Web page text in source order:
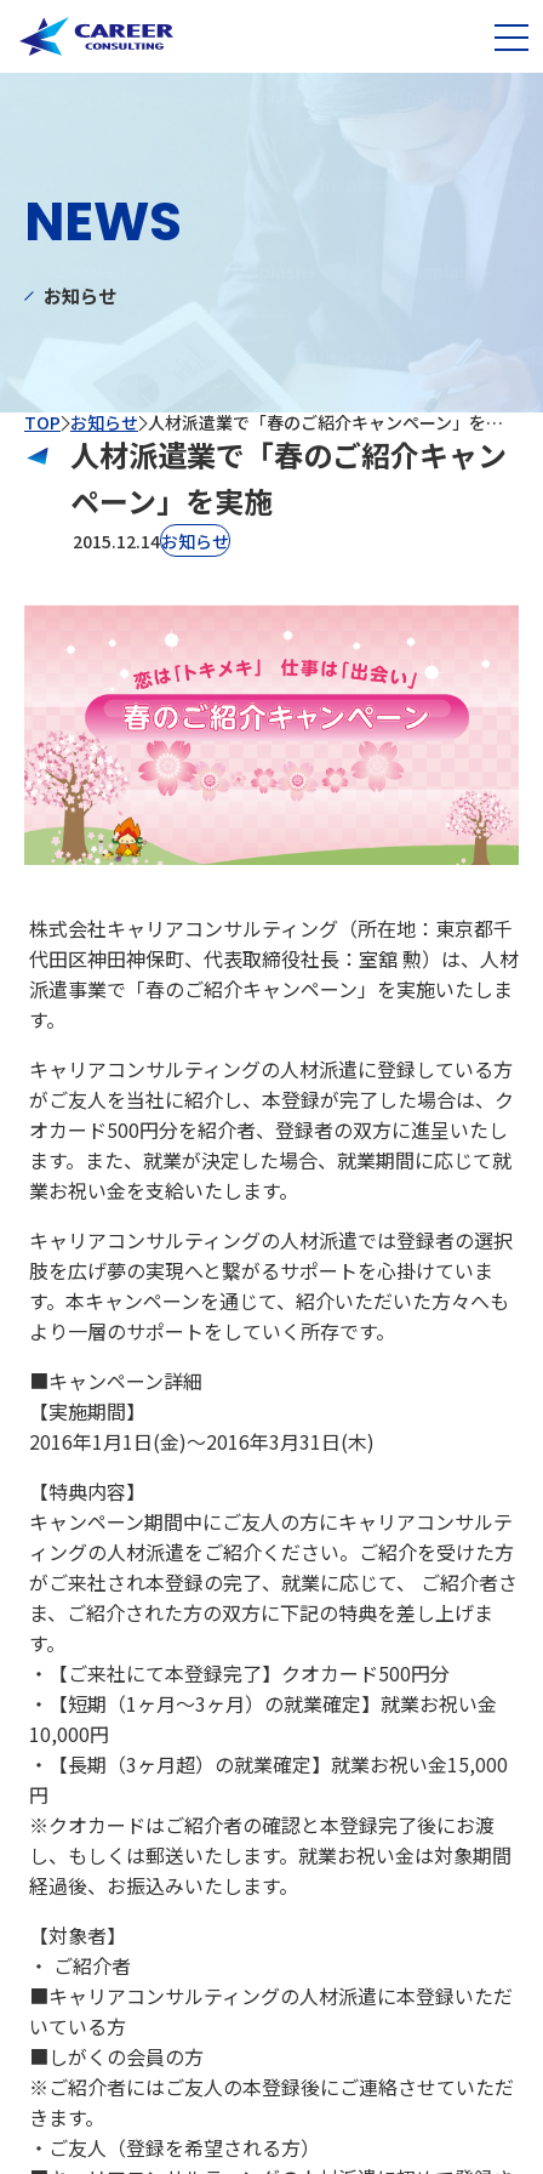
NEWS
お知らせ
TOP お知らせ 人材派遣業で「春のご紹介キャンペーン」を実施
人材派遣業で「春のご紹介キャン
ペーン」を実施
2015.12.14お知らせ
株式会社キャリアコンサルティング（所在地：東京都千
代田区神田神保町、代表取締役社長：室舘 勲）は、人材
派遣事業で「春のご紹介キャンペーン」を実施いたしま
す。
キャリアコンサルティングの人材派遣に登録している方
がご友人を当社に紹介し、本登録が完了した場合は、ク
オカード500円分を紹介者、登録者の双方に進呈いたし
ます。また、就業が決定した場合、就業期間に応じて就
業お祝い金を支給いたします。
キャリアコンサルティングの人材派遣では登録者の選択
肢を広げ夢の実現へと繋がるサポートを心掛けていま
す。本キャンペーンを通じて、紹介いただいた方々へも
より一層のサポートをしていく所存です。
■キャンペーン詳細
【実施期間】
2016年1月1日(金)〜2016年3月31日(木)
【特典内容】
キャンペーン期間中にご友人の方にキャリアコンサルテ
ィングの人材派遣をご紹介ください。ご紹介を受けた方
がご来社され本登録の完了、就業に応じて、 ご紹介者さ
ま、ご紹介された方の双方に下記の特典を差し上げま
す。
・【ご来社にて本登録完了】クオカード500円分
・【短期（1ヶ月〜3ヶ月）の就業確定】就業お祝い金
10,000円
・【長期（3ヶ月超）の就業確定】就業お祝い金15,000
円
※クオカードはご紹介者の確認と本登録完了後にお渡
し、もしくは郵送いたします。就業お祝い金は対象期間
経過後、お振込みいたします。
【対象者】
・ ご紹介者
■キャリアコンサルティングの人材派遣に本登録いただ
いている方
■しがくの会員の方
※ご紹介者にはご友人の本登録後にご連絡させていただ
きます。
・ご友人（登録を希望される方）